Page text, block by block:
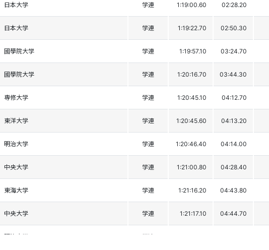
日本大学 学連 1:19:00.60 02:28.20
日本大学 学連 1:19:22.70 02:50.30
國學院大学 学連 1:19:57.10 03:24.70
國學院大学 学連 1:20:16.70 03:44.30
専修大学 学連 1:20:45.10 04:12.70
東洋大学 学連 1:20:45.60 04:13.20
明治大学 学連 1:20:46.40 04:14.00
中央大学 学連 1:21:00.80 04:28.40
東海大学 学連 1:21:16.20 04:43.80
中央大学 学連 1:21:17.10 04:44.70
明治大学 学連